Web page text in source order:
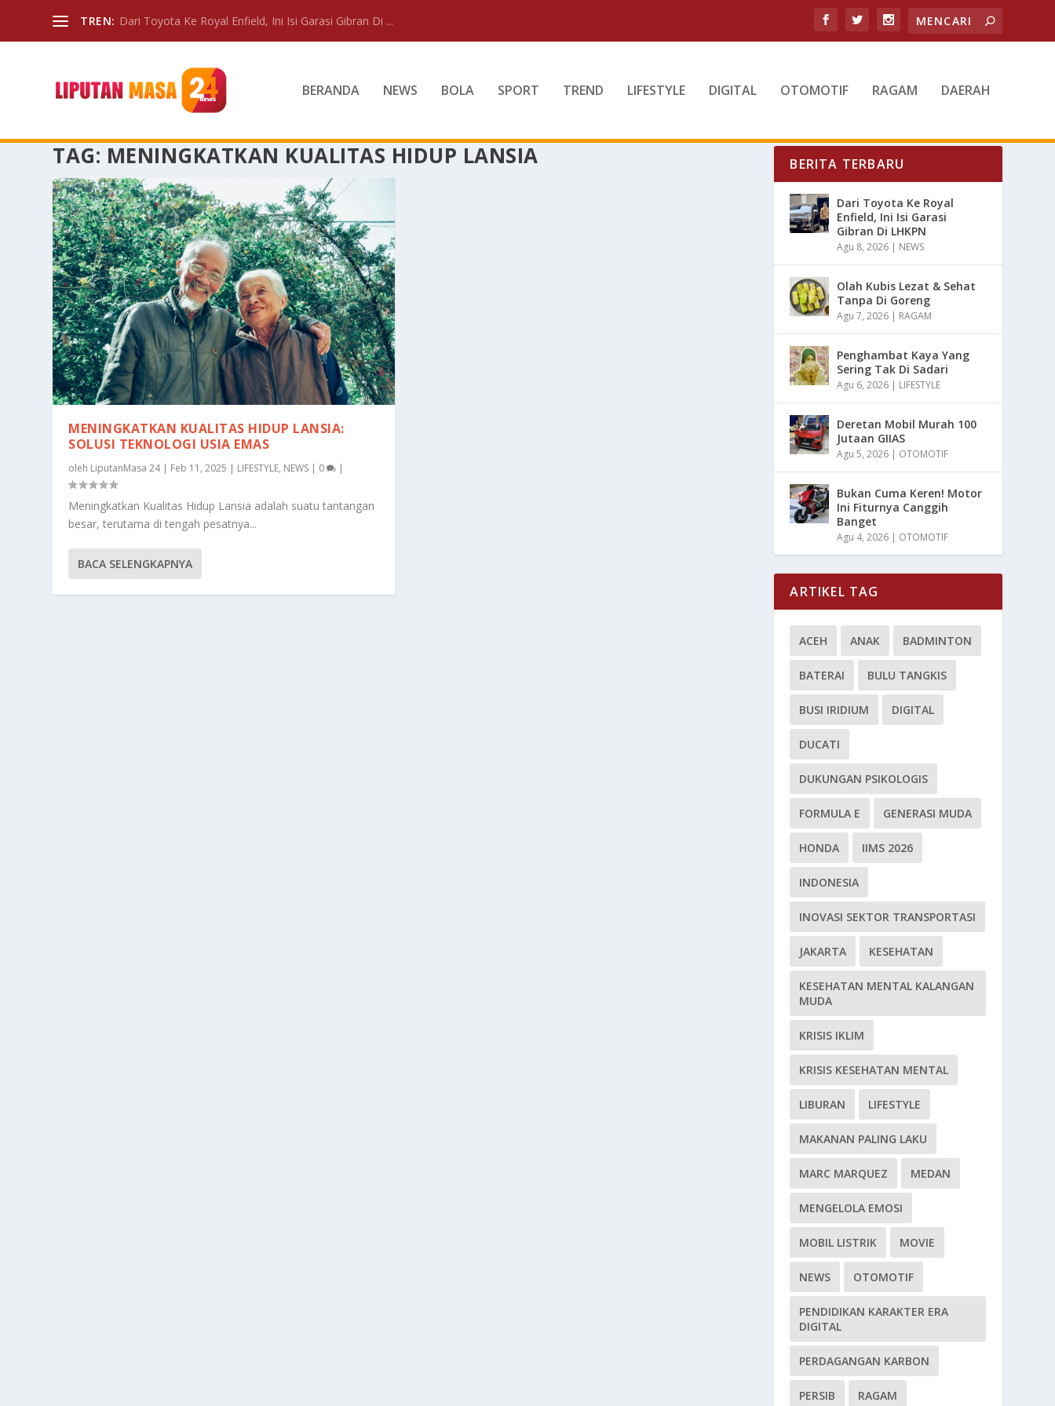
TREN: Dari Toyota Ke Royal Enfield, Ini Isi Garasi Gibran Di ...
BERANDA NEWS BOLA SPORT TREND LIFESTYLE DIGITAL OTOMOTIF RAGAM DAERAH
TAG: MENINGKATKAN KUALITAS HIDUP LANSIA
MENINGKATKAN KUALITAS HIDUP LANSIA:
SOLUSI TEKNOLOGI USIA EMAS
oleh LiputanMasa 24| Feb 11, 2025 | LIFESTYLE, NEWS | 0 |
Meningkatkan Kualitas Hidup Lansia adalah suatu tantangan
besar, terutama di tengah pesatnya...
BACA SELENGKAPNYA
BERITA TERBARU
Dari Toyota Ke Royal
Enfield, Ini Isi Garasi
Gibran Di LHKPN
Agu 8, 2026 | NEWS
Olah Kubis Lezat & Sehat
Tanpa Di Goreng
Agu 7, 2026 | RAGAM
Penghambat Kaya Yang
Sering Tak Di Sadari
Agu 6, 2026 | LIFESTYLE
Deretan Mobil Murah 100
Jutaan GIIAS
Agu 5, 2026 | OTOMOTIF
Bukan Cuma Keren! Motor
Ini Fiturnya Canggih
Banget
Agu 4, 2026 | OTOMOTIF
ARTIKEL TAG
ACEH ANAK BADMINTON
BATERAI BULU TANGKIS
BUSI IRIDIUM DIGITAL
DUCATI
DUKUNGAN PSIKOLOGIS
FORMULA E GENERASI MUDA
HONDA IIMS 2026
INDONESIA
INOVASI SEKTOR TRANSPORTASI
JAKARTA KESEHATAN
KESEHATAN MENTAL KALANGAN
MUDA
KRISIS IKLIM
KRISIS KESEHATAN MENTAL
LIBURAN LIFESTYLE
MAKANAN PALING LAKU
MARC MARQUEZ MEDAN
MENGELOLA EMOSI
MOBIL LISTRIK MOVIE
NEWS OTOMOTIF
PENDIDIKAN KARAKTER ERA
DIGITAL
PERDAGANGAN KARBON
PERSIB RAGAM